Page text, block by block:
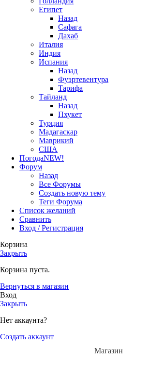
Египет
Назад
Сафага
Дахаб
Италия
Индия
Испания
Назад
Фуэртевентура
Тарифа
Тайланд
Назад
Пхукет
Турция
Мадагаскар
Маврикий
США
ПогодаNEW!
Форум
Назад
Все Форумы
Создать новую тему
Теги Форума
Список желаний
Сравнить
Вход / Регистрация
Корзина
Закрыть
Корзина пуста.
Вернуться в магазин
Вход
Закрыть
Нет аккаунта?
Создать аккаунт
Магазин